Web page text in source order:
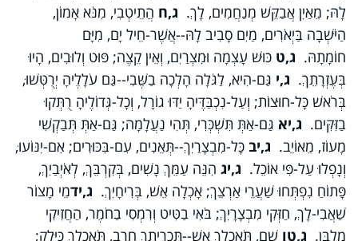
לָהּ; מֵאַיִן אֲבַקֵּשׁ מְנַחֲמִים, לָךְ. ג,ח הֲתֵיטְבִי, מִנֹּא אָמוֹן,
הַיֹּשְׁבָה בַּיְאֹרִים, מַיִם סָבִיב לָהּ--אֲשֶׁר-חֵיל יָם, מִיָּם
חוֹמָתָהּ. ג,ט כּוּשׁ עָצְמָה וּמִצְרַיִם, וְאֵין קֵצֶה; פּוּט וְלוּבִים, הָיוּ
בְּעֶזְרָתֵךְ. ג,י גַּם-הִיא, לַגֹּלָה הָלְכָה בַשֶּׁבִי--גַּם עֹלָלֶיהָ יְרֻטְּשׁוּ,
בְּרֹאשׁ כָּל-חוּצוֹת; וְעַל-נִכְבַּדֶּיהָ יַדּוּ גוֹרָל, וְכָל-גְּדוֹלֶיהָ רֻתְּקוּ
בַזִּקִּים. ג,יא גַּם-אַתְּ תִּשְׁכְּרִי, תְּהִי נַעֲלָמָה; גַּם-אַתְּ תְּבַקְשִׁי
מָעוֹז, מֵאוֹיֵב. ג,יב כָּל-מִבְצָרַיִךְ--תְּאֵנִים, עִם-בִּכּוּרִים; אִם-יִנּוֹעוּ,
וְנָפְלוּ עַל-פִּי אוֹכֵל. ג,יג הִנֵּה עַמֵּךְ נָשִׁים, בְּקִרְבֵּךְ, לְאֹיְבַיִךְ,
פָּתוֹחַ נִפְתְּחוּ שַׁעֲרֵי אַרְצֵךְ; אָכְלָה אֵשׁ, בְּרִיחָיִךְ. ג,ידמֵי מָצוֹר
שַׁאֲבִי-לָךְ, חַזְּקִי מִבְצָרָיִךְ; בֹּאִי בַטִּיט וְרִמְסִי בַחֹמֶר, הַחֲזִיקִי
מַלְבֵּן. ג,טו שָׁם, תֹּאכְלֵךְ אֵשׁ--תַּכְרִיתֵךְ חֶרֶב, תֹּאכְלֵךְ כַּיָּלֶק;